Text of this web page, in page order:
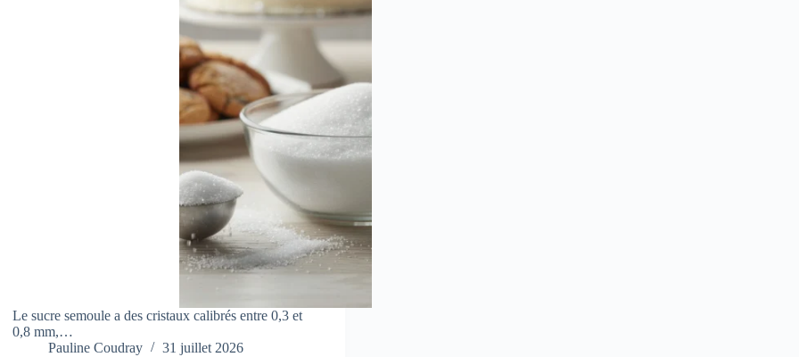
Le sucre semoule a des cristaux calibrés entre 0,3 et
0,8 mm,…
Pauline Coudray
31 juillet 2026